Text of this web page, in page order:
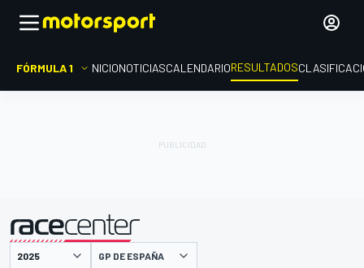
FÓRMULA 1 INICIONOTICIASCALENDARIORESULTADOS
presentado por GP DE ESPAÑA